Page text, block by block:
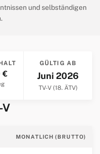
und selbständigen
€
GÜLTIG AB
Juni 2026
TV-V (18. ÄTV)
MONATLICH (BRUTTO)